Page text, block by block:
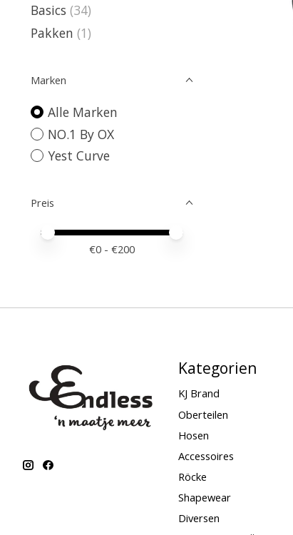
Basics (34)
Pakken (1)
Marken
Alle Marken
NO.1 By OX
Yest Curve
Preis
Preis – Mindestwert
Price maximum value
€0 - €200
Kategorien
KJ Brand
Oberteilen
Hosen
Accessoires
Röcke
Shapewear
Diversen